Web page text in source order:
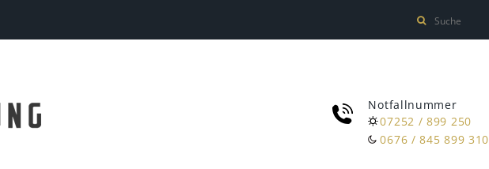
Notfallnummer
07252 / 899 250
0676 / 845 899 310